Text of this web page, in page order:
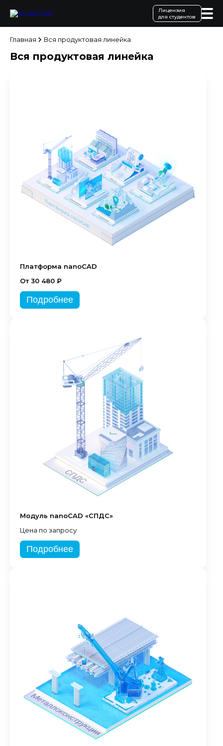
Лицензия
для студентов
Главная Вся продуктовая линейка
Вся продуктовая линейка
Платформа nanoCAD
От 30 480 ₽
Подробнее
Модуль nanoCAD «СПДС»
Цена по запросу
Подробнее